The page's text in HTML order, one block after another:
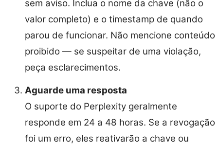
sem aviso. Inclua o nome da chave (não o
valor completo) e o timestamp de quando
parou de funcionar. Não mencione conteúdo
proibido — se suspeitar de uma violação,
peça esclarecimentos.
Aguarde uma resposta
O suporte do Perplexity geralmente
responde em 24 a 48 horas. Se a revogação
foi um erro, eles reativarão a chave ou